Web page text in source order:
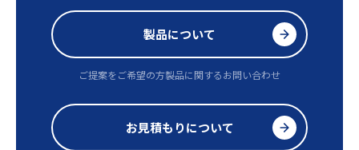
製品について
ご提案をご希望の方製品に関するお問い合わせ
お見積もりについて